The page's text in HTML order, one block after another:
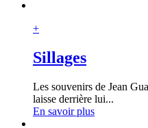
+
Sillages
Les souvenirs de Jean
laisse derrière lui...
En savoir plus